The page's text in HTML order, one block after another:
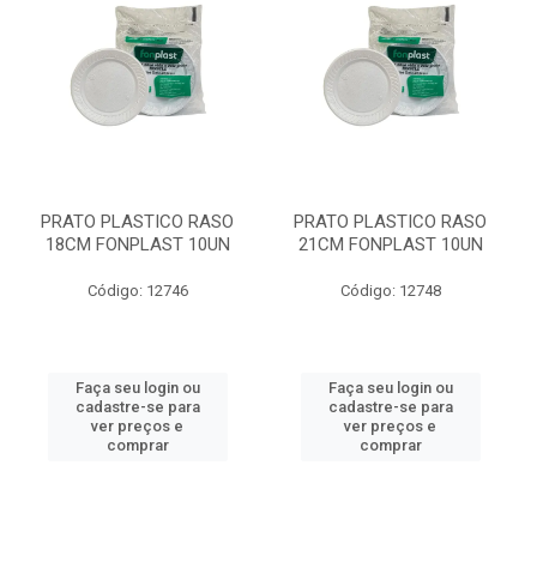
PRATO PLASTICO RASO
18CM FONPLAST 10UN
Código: 12746
Faça seu login ou
cadastre-se para
ver preços e
comprar
PRATO PLASTICO RASO
21CM FONPLAST 10UN
Código: 12748
Faça seu login ou
cadastre-se para
ver preços e
comprar